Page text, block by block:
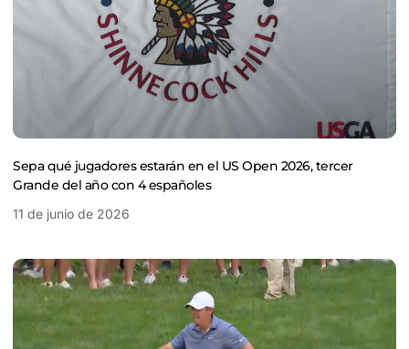
Sepa qué jugadores estarán en el US Open 2026, tercer
Grande del año con 4 españoles
11 de junio de 2026